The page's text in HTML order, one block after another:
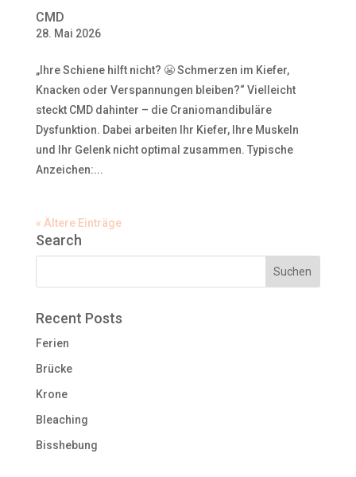
CMD
28. Mai 2026
„Ihre Schiene hilft nicht? 😬 Schmerzen im Kiefer,
Knacken oder Verspannungen bleiben?“ Vielleicht
steckt CMD dahinter – die Craniomandibuläre
Dysfunktion. Dabei arbeiten Ihr Kiefer, Ihre Muskeln
und Ihr Gelenk nicht optimal zusammen. Typische
Anzeichen:...
« Ältere Einträge
Search
Recent Posts
Ferien
Brücke
Krone
Bleaching
Bisshebung